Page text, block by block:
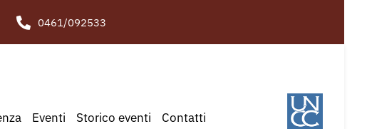
0461/092533
Eventi Storico eventi Contatti